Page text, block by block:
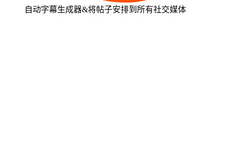
自动字幕生成器&将帖子安排到所有社交媒体